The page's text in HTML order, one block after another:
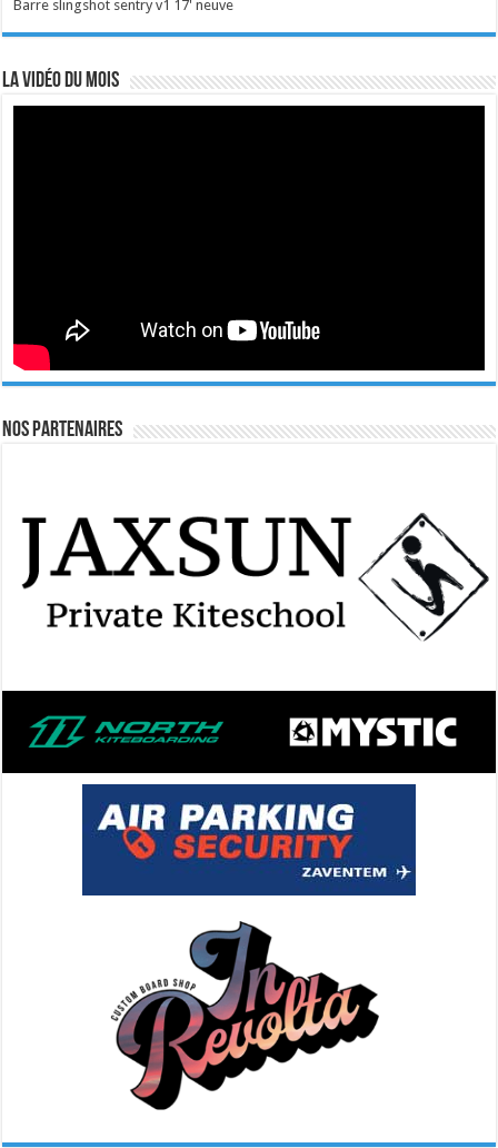
Barre slingshot sentry v1 17' neuve
La vidéo du mois
Nos Partenaires